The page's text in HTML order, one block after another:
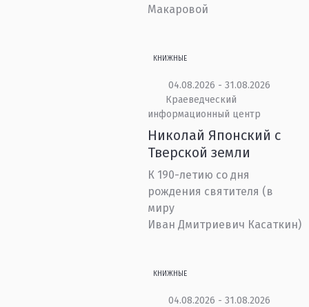
Макаровой
КНИЖНЫЕ
04.08.2026 - 31.08.2026
Краеведческий
информационный центр
Николай Японский с
Тверской земли
К 190-летию со дня
рождения святителя (в
миру
Иван Дмитриевич Касаткин)
КНИЖНЫЕ
04.08.2026 - 31.08.2026